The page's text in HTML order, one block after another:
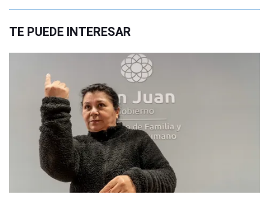
TE PUEDE INTERESAR